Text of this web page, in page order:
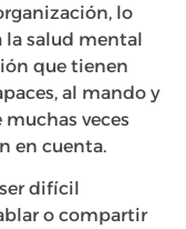
lo
la salud mental
que tienen
al mando y
veces
en cuenta.
difícil
o compartir